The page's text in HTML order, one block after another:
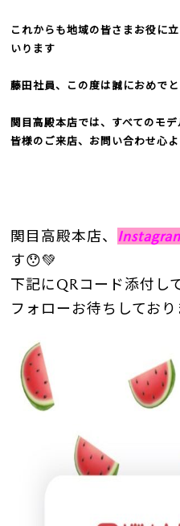
これからも地域の皆さまお役に
いります
藤田社員、この度は誠におめで
関目高殿本店では、すべてのモ
皆様のご来店、お問い合わせ心よ
関目高殿本店、
す😯💚
下記にQRコード添付し
フォローお待ちしてお